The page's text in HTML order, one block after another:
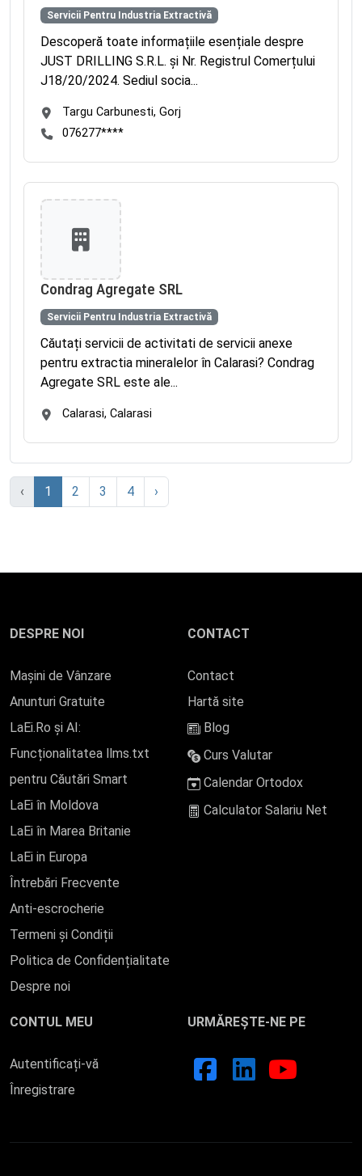
Servicii Pentru Industria Extractivă
Descoperă toate informațiile esențiale despre
JUST DRILLING S.R.L. și Nr. Registrul Comerțului
J18/20/2024. Sediul socia...
Targu Carbunesti, Gorj
076277****
Condrag Agregate SRL
Servicii Pentru Industria Extractivă
Căutați servicii de activitati de servicii anexe
pentru extractia mineralelor în Calarasi? Condrag
Agregate SRL este ale...
Calarasi, Calarasi
‹ 1 2 3 4 ›
DESPRE NOI
Mașini de Vânzare
Anunturi Gratuite
LaEi.Ro și AI:
Funcționalitatea llms.txt
pentru Căutări Smart
LaEi în Moldova
LaEi în Marea Britanie
LaEi in Europa
Întrebări Frecvente
Anti-escrocherie
Termeni și Condiții
Politica de Confidențialitate
Despre noi
CONTACT
Contact
Hartă site
Blog
Curs Valutar
Calendar Ortodox
Calculator Salariu Net
CONTUL MEU
Autentificați-vă
Înregistrare
URMĂREȘTE-NE PE